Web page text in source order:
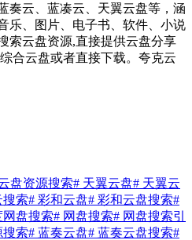
奏云、蓝凑云、天翼云盘等，涵
乐、图片、电子书、软件、小说
索云盘资源,直接提供云盘分享
合云盘或者直接下载。夸克云
盘资源搜索# 天翼云盘# 天翼云
搜索# 彩和云盘# 彩和云盘搜索#
网盘搜索# 网盘搜索# 网盘搜索引
搜索# 蓝奏云盘# 蓝奏云盘搜索#